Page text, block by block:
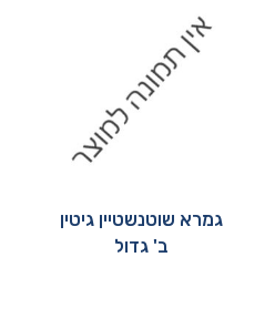
גמרא שוטנשטיין גיטין
ב' גדול